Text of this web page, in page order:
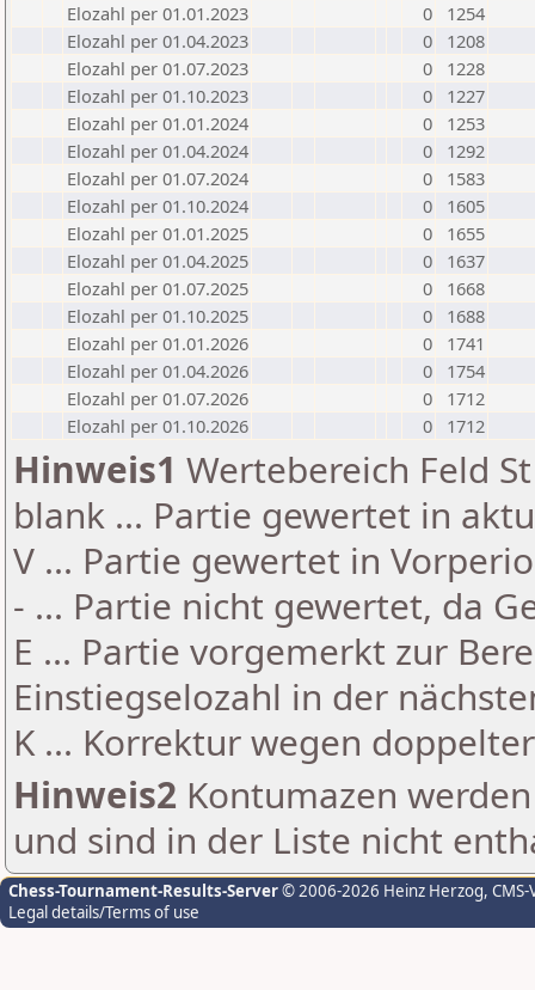
Elozahl per 01.01.2023
0
1254
Elozahl per 01.04.2023
0
1208
Elozahl per 01.07.2023
0
1228
Elozahl per 01.10.2023
0
1227
Elozahl per 01.01.2024
0
1253
Elozahl per 01.04.2024
0
1292
Elozahl per 01.07.2024
0
1583
Elozahl per 01.10.2024
0
1605
Elozahl per 01.01.2025
0
1655
Elozahl per 01.04.2025
0
1637
Elozahl per 01.07.2025
0
1668
Elozahl per 01.10.2025
0
1688
Elozahl per 01.01.2026
0
1741
Elozahl per 01.04.2026
0
1754
Elozahl per 01.07.2026
0
1712
Elozahl per 01.10.2026
0 1712
Hinweis1 Wertebereich Feld
blank ... Partie gewertet in
V ... Partie gewertet in
- ... Partie nicht gewertet, da
E ... Partie vorgemerkt zur
Einstiegselozahl in der
K ... Korrektur wegen
Hinweis2 Kontumazen
und sind in der Liste nicht
Chess-Tournament-Results-Server© 2006-2026 Heinz Herzog,
Legal details/Terms of use